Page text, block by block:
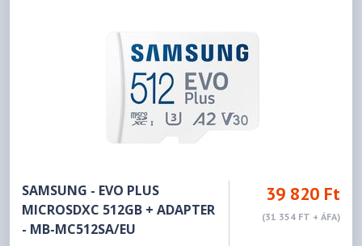
SAMSUNG - EVO PLUS
MICROSDXC 512GB + ADAPTER
- MB-MC512SA/EU
39 820 Ft
(31 354 FT + ÁFA)